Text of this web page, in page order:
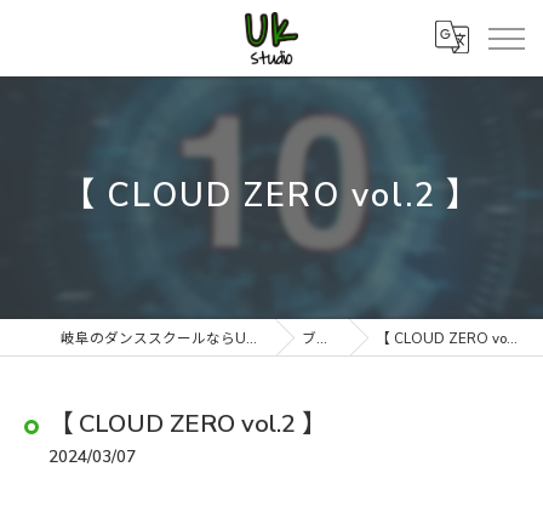
【 CLOUD ZERO vol.2 】
岐阜のダンススクールならUK studio ブログ 【 CLOUD ZERO vol.2 】
【 CLOUD ZERO vol.2 】
2024/03/07